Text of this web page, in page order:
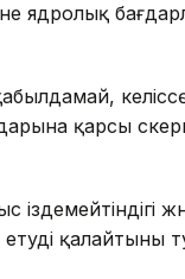
ядролық
қарсы әскери
қалайтыны